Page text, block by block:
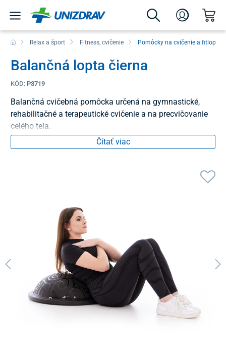
Relax a šport Fitness, cvičenie Pomôcky na cvičenie a fitlopty
Balančná lopta čierna
KÓD: P3719
Balančná cvičebná pomôcka určená na gymnastické,
rehabilitačné a terapeutické cvičenie a na precvičovanie
celého tela.
Čítať viac